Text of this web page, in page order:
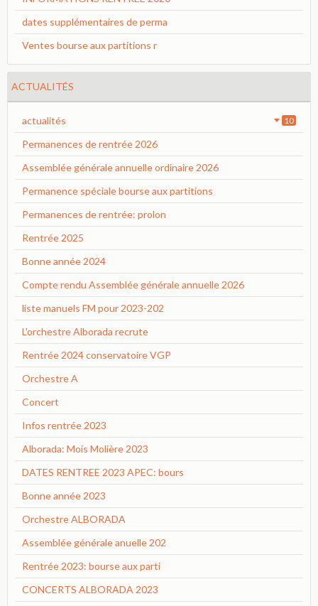
dates supplémentaires de perma
Ventes bourse aux partitions r
ACTUALITÉS
actualités 10
Permanences de rentrée 2026
Assemblée générale annuelle ordinaire 2026
Permanence spéciale bourse aux partitions
Permanences de rentrée: prolon
Rentrée 2025
Bonne année 2024
Compte rendu Assemblée générale annuelle 2026
liste manuels FM pour 2023-202
L'orchestre Alborada recrute
Rentrée 2024 conservatoire VGP
Orchestre A
Concert
Infos rentrée 2023
Alborada: Mois Molière 2023
DATES RENTREE 2023 APEC: bours
Bonne année 2023
Orchestre ALBORADA
Assemblée générale anuelle 202
Rentrée 2023: bourse aux parti
CONCERTS ALBORADA 2023